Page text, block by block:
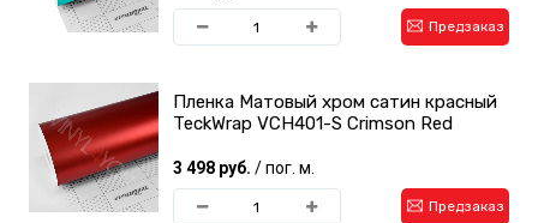
Предзаказ
Пленка Матовый хром сатин красный
TeckWrap VCH401-S Crimson Red
3 498 руб. / пог. м.
Предзаказ